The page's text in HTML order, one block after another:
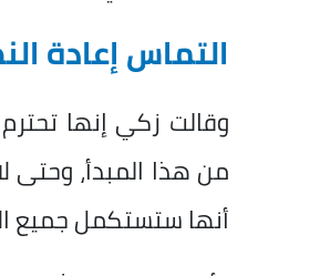
التماس إعادة
وقالت زكي إنها
من هذا المبدأ،
أنها ستستكمل جميع